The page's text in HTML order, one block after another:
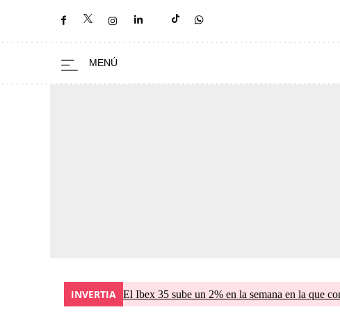
INVERTIA El Ibex 35 sube un 2% en la semana en la que